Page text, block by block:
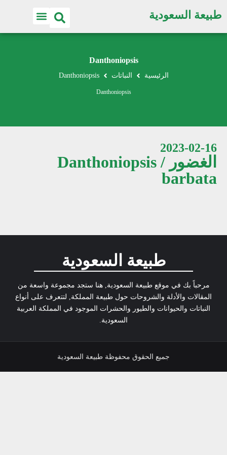
طبيعة السعودية
Danthoniopsis
الرئيسية النباتات Danthoniopsis
Danthoniopsis
2023-02-16
الغضور / Danthoniopsis
barbata
طبيعة السعودية
مرحباً بك في موقع طبيعة السعودية, هنا ستجد مجموعة واسعة من
المقالات والأدلة والشروحات حول طبيعة المملكة, لتتعرف على أنواع
النباتات والحيوانات والطيور والحشرات الموجود في المملكة العربية
السعودية.
جميع الحقوق محفوظة طبيعة السعودية